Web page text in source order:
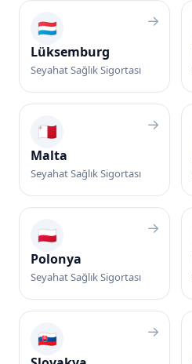
🇱🇺
Lüksemburg
Seyahat Sağlık Sigortası
→
🇲🇹
Malta
Seyahat Sağlık Sigortası
→
🇵🇱
Polonya
Seyahat Sağlık Sigortası
→
🇸🇰 →